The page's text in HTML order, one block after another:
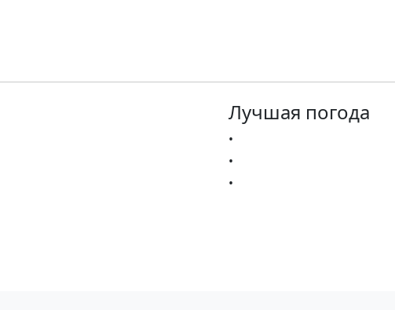
Лучшая погода
•
•
•